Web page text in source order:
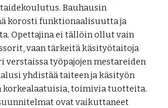
Bauhausin
korosti funktionaalisuutta ja
Opettajina ei tällöin ollut vain
vaan tärkeitä käsityötaitoja
verstaissa työpajojen mestareiden
yhdistää taiteen ja käsityön
korkealaatuisia, toimivia tuotteita.
ovat vaikuttaneet